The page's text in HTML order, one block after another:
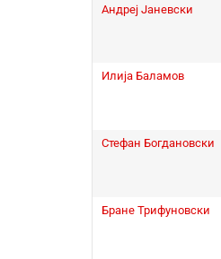
Андреј Јаневски
Илија Баламов
Стефан Богдановски
Бране Трифуновски